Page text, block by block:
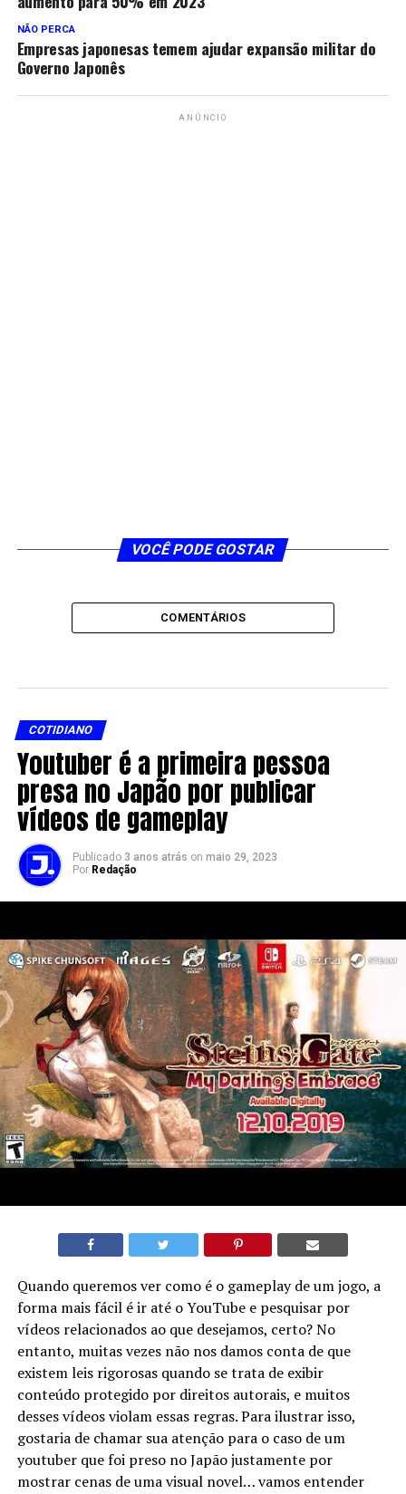
NÃO PERCA
Empresas japonesas temem ajudar expansão militar do
Governo Japonês
ANÚNCIO
VOCÊ PODE GOSTAR
COMENTÁRIOS
COTIDIANO
Youtuber é a primeira pessoa
presa no Japão por publicar
vídeos de gameplay
Publicado 3 anos atrás on maio 29, 2023
Por Redação
Quando queremos ver como é o gameplay de um jogo, a
forma mais fácil é ir até o YouTube e pesquisar por
vídeos relacionados ao que desejamos, certo? No
entanto, muitas vezes não nos damos conta de que
existem leis rigorosas quando se trata de exibir
conteúdo protegido por direitos autorais, e muitos
desses vídeos violam essas regras. Para ilustrar isso,
gostaria de chamar sua atenção para o caso de um
youtuber que foi preso no Japão justamente por
mostrar cenas de uma visual novel… vamos entender